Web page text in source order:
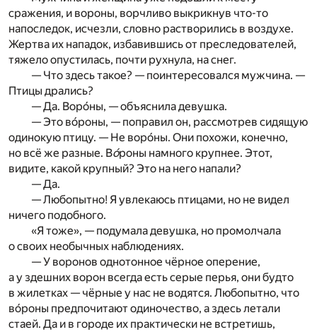
сражения, и вороны, ворчливо выкрикнув что-то
напоследок, исчезли, словно растворились в воздухе.
Жертва их нападок, избавившись от преследователей,
тяжело опустилась, почти рухнула, на снег.
— Что здесь такое? — поинтересовался мужчина. —
Птицы дрались?
— Да. Воро́ны, — объяснила девушка.
— Это во́роны, — поправил он, рассмотрев сидящую
одинокую птицу. — Не воро́ны. Они похожи, конечно,
но всё же разные. Во́роны намного крупнее. Этот,
видите, какой крупный? Это на него напали?
— Да.
— Любопытно! Я увлекаюсь птицами, но не видел
ничего подобного.
«Я тоже», — подумала девушка, но промолчала
о своих необычных наблюдениях.
— У воронов однотонное чёрное оперение,
а у здешних ворон всегда есть серые перья, они будто
в жилетках — чёрные у нас не водятся. Любопытно, что
во́роны предпочитают одиночество, а здесь летали
стаей. Да и в городе их практически не встретишь,